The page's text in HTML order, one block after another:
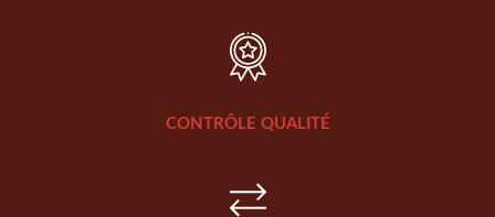
CONTRÔLE QUALITÉ